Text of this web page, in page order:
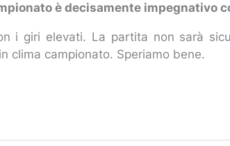
è decisamente impegnativo
i giri elevati. La partita non sarà
clima campionato. Speriamo bene.